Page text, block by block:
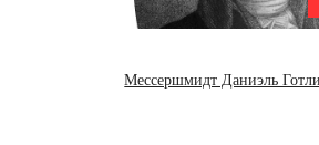
Мессершмидт Даниэль